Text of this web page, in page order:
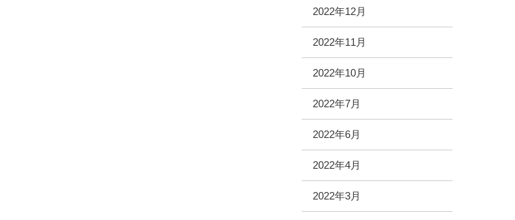
2022年12月
2022年11月
2022年10月
2022年7月
2022年6月
2022年4月
2022年3月